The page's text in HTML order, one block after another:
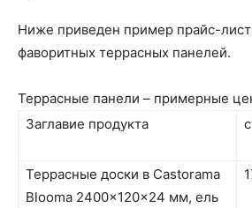
Ниже приведен пример прайс-
фаворитных террасных панелей.
Террасные панели – примерные
Заглавие продукта
Террасные доски в Castorama
Blooma 2400x120x24 мм, ель